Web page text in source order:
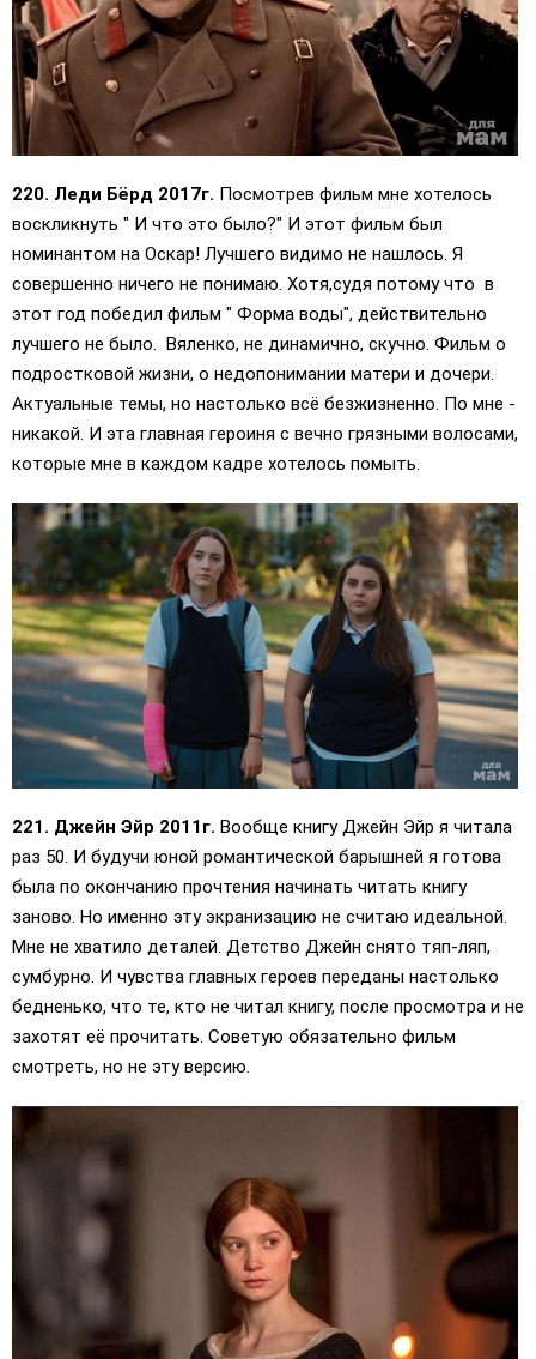
220. Леди Бёрд 2017г. Посмотрев фильм мне хотелось
воскликнуть " И что это было?" И этот фильм был
номинантом на Оскар! Лучшего видимо не нашлось. Я
совершенно ничего не понимаю. Хотя,судя потому что в
этот год победил фильм " Форма воды", действительно
лучшего не было. Вяленко, не динамично, скучно. Фильм о
подростковой жизни, о недопонимании матери и дочери.
Актуальные темы, но настолько всё безжизненно. По мне -
никакой. И эта главная героиня с вечно грязными волосами,
которые мне в каждом кадре хотелось помыть.
221. Джейн Эйр 2011г. Вообще книгу Джейн Эйр я читала
раз 50. И будучи юной романтической барышней я готова
была по окончанию прочтения начинать читать книгу
заново. Но именно эту экранизацию не считаю идеальной.
Мне не хватило деталей. Детство Джейн снято тяп-ляп,
сумбурно. И чувства главных героев переданы настолько
бедненько, что те, кто не читал книгу, после просмотра и не
захотят её прочитать. Советую обязательно фильм
смотреть, но не эту версию.